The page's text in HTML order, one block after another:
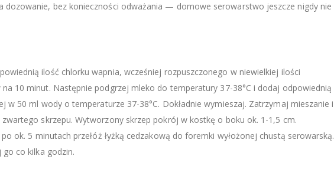
dozowanie, bez konieczności odważania — domowe serowarstwo jeszcze nigdy nie
ilość chlorku wapnia, wcześniej rozpuszczonego w niewielkiej ilości
10 minut. Następnie podgrzej mleko do temperatury 37-38°C i dodaj odpowiednią
w 50 ml wody o temperaturze 37-38°C. Dokładnie wymieszaj. Zatrzymaj mieszanie i
skrzepu. Wytworzony skrzep pokrój w kostkę o boku ok. 1-1,5 cm.
ok. 5 minutach przełóż łyżką cedzakową do foremki wyłożonej chustą serowarską.
co kilka godzin.